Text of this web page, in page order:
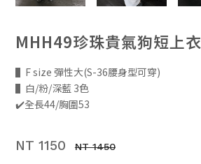
MHH49珍珠貴氣狗短上衣
▌F size 彈性大(S-36腰身型可穿)
▌白/粉/深藍 3色
✔️全長44/胸圍53
NT 1150 NT 1450